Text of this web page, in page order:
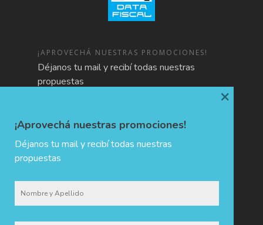
¡APROVECHÁ NUESTRAS PROMOCIONES!
Déjanos tu mail y recibí todas nuestras
propuestas
¡Aprovechá nuestras promociones!
Déjanos tu mail y recibí todas nuestras
propuestas
×